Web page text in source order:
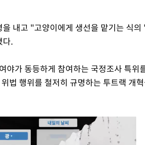
내고 "고양이에게 생선을 맡기는 식
다.
야가 동등하게 참여하는 국정조사 특위
법 행위를 철저히 규명하는 투트랙 개